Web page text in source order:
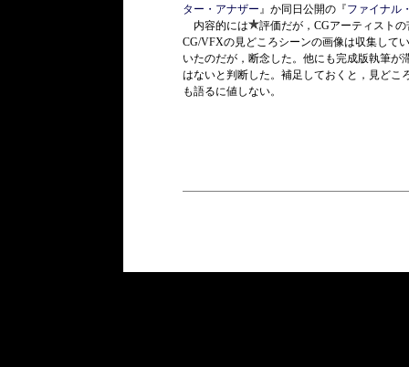
ター・アナザー』か同日公開の『ファイナル
内容的には
評価だが，CGアーティスト
CG/VFXの見どころシーンの画像は収集して
いたのだが，断念した。他にも完成版執筆
はないと判断した。補足しておくと，見ど
も語るに値しない。